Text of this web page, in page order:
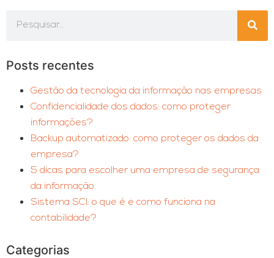
Posts recentes
Gestão da tecnologia da informação nas empresas
Confidencialidade dos dados: como proteger
informações?
Backup automatizado: como proteger os dados da
empresa?
5 dicas para escolher uma empresa de segurança
da informação
Sistema SCI: o que é e como funciona na
contabilidade?
Categorias